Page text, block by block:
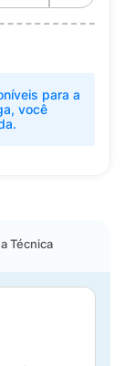
para a
você
Técnica